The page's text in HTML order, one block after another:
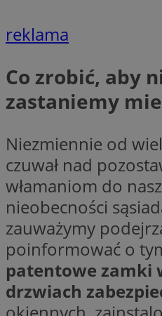
reklama
Co zrobić, aby
zastaniemy
Niezmiennie od
czuwał nad
włamaniom do
nieobecności
zauważymy
poinformować o
patentowe zamki
drzwiach